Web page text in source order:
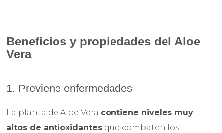
Beneficios y propiedades del Aloe
Vera
1. Previene enfermedades
La planta de Aloe Vera contiene niveles muy
altos de antioxidantes que combaten los